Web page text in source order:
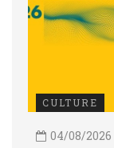
CULTURE
04/08/2026